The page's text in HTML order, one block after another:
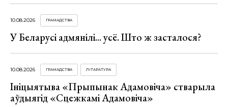
10.08.2026 ГРАМАДСТВА
У Беларусі адмянілі... усё. Што ж засталося?
10.08.2026 ГРАМАДСТВА ЛІТАРАТУРА
Ініцыятыва «Прыпынак Адамовіча» стварыла
аўдыягід «Сцежкамі Адамовіча»